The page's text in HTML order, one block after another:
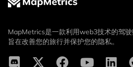
MapMetrics是一款利用web3技术的驾驶
旨在改善您的旅行并保护您的隐私。